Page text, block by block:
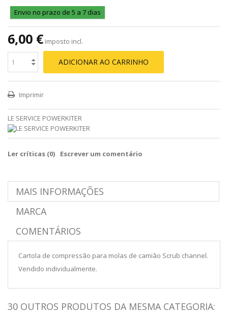
Envio no prazo de 5 a 7 dias
6,00 € imposto incl.
ADICIONAR AO CARRINHO
Imprimir
LE SERVICE POWERKITER
Ler críticas (0) Escrever um comentário
MAIS INFORMAÇÕES
MARCA
COMENTÁRIOS
Cartola de compressão para molas de camião Scrub channel.
Vendido individualmente.
30 OUTROS PRODUTOS DA MESMA CATEGORIA: